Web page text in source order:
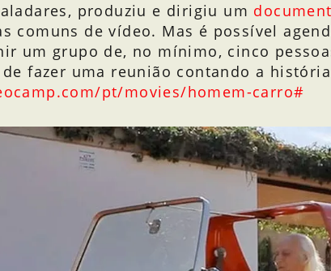
produziu e dirigiu um
comuns de vídeo. Mas é possível
um grupo de, no mínimo, cinco
fazer uma reunião contando a
pt/movies/homem-carro#